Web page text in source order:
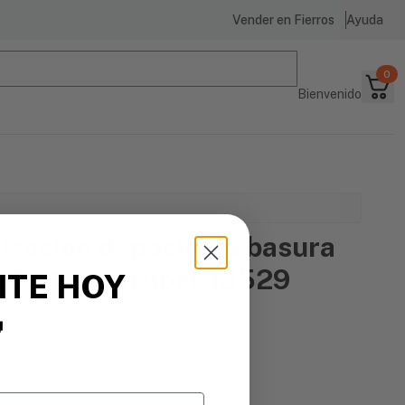
Vender en Fierros Ayuda
Bienvenido
0
deposite la basura
21x28 truper 18529
HOY